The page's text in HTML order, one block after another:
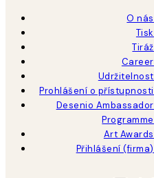
O nás
Tisk
Tiráž
Career
Udržitelnost
Prohlášení o přístupnosti
Desenio Ambassador
Programme
Art Awards
Přihlášení (firma)